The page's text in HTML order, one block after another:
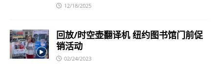
12/18/2025
回放/时空壶翻译机 纽约图书馆门前促
销活动
02/24/2023